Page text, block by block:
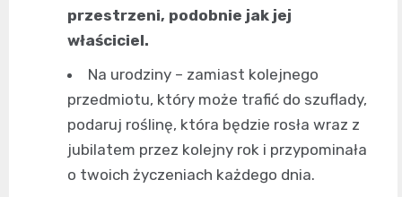
przestrzeni, podobnie jak jej
właściciel.
Na urodziny – zamiast kolejnego
przedmiotu, który może trafić do szuflady,
podaruj roślinę, która będzie rosła wraz z
jubilatem przez kolejny rok i przypominała
o twoich życzeniach każdego dnia.